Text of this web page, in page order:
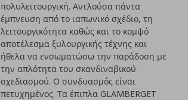
πολυλειτουργική. Αντλούσα πάντα
έμπνευση από το ιαπωνικό σχέδιο, τη
λειτουργικότητα καθώς και το κομψό
αποτέλεσμα ξυλουργικής τέχνης και
ήθελα να ενσωματώσω την παράδοση με
την απλότητα του σκανδιναβικού
σχεδιασμού. Ο συνδυασμός είναι
πετυχημένος. Τα έπιπλα GLAMBERGET